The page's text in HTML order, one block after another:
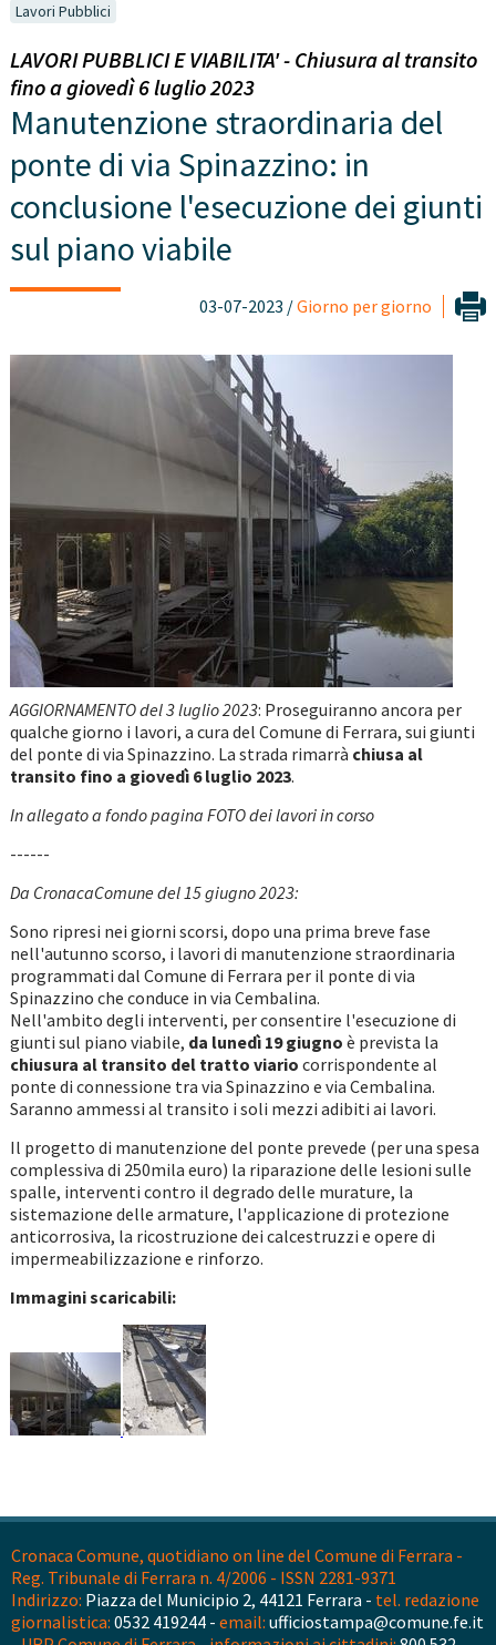
Lavori Pubblici
LAVORI PUBBLICI E VIABILITA' - Chiusura al transito
fino a giovedì 6 luglio 2023
Manutenzione straordinaria del
ponte di via Spinazzino: in
conclusione l'esecuzione dei giunti
sul piano viabile
03-07-2023 /Giorno per giorno
AGGIORNAMENTO del 3 luglio 2023: Proseguiranno ancora per
qualche giorno i lavori, a cura del Comune di Ferrara, sui giunti
del ponte di via Spinazzino. La strada rimarrà chiusa al
transito fino a giovedì 6 luglio 2023.
In allegato a fondo pagina FOTO dei lavori in corso
------
Da CronacaComune del 15 giugno 2023:
Sono ripresi nei giorni scorsi, dopo una prima breve fase
nell'autunno scorso, i lavori di manutenzione straordinaria
programmati dal Comune di Ferrara per il ponte di via
Spinazzino che conduce in via Cembalina.
Nell'ambito degli interventi, per consentire l'esecuzione di
giunti sul piano viabile, da lunedì 19 giugno è prevista la
chiusura al transito del tratto viario corrispondente al
ponte di connessione tra via Spinazzino e via Cembalina.
Saranno ammessi al transito i soli mezzi adibiti ai lavori.
Il progetto di manutenzione del ponte prevede (per una spesa
complessiva di 250mila euro) la riparazione delle lesioni sulle
spalle, interventi contro il degrado delle murature, la
sistemazione delle armature, l'applicazione di protezione
anticorrosiva, la ricostruzione dei calcestruzzi e opere di
impermeabilizzazione e rinforzo.
Immagini scaricabili:
Cronaca Comune, quotidiano on line del Comune di Ferrara -
Reg. Tribunale di Ferrara n. 4/2006 - ISSN 2281-9371
Indirizzo: Piazza del Municipio 2, 44121 Ferrara - tel. redazione
giornalistica: 0532 419244 - email: ufficiostampa@comune.fe.it